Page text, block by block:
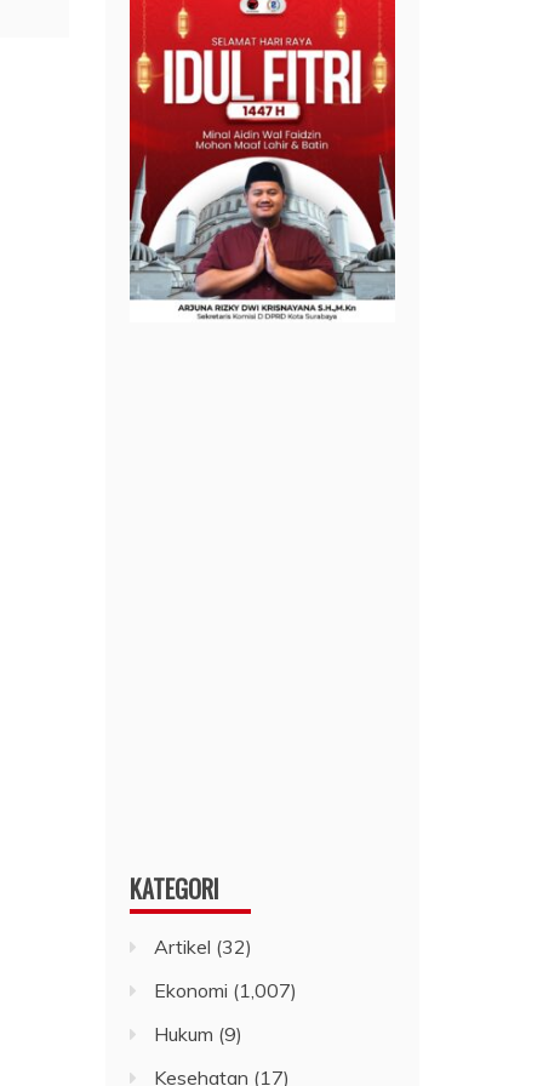
KATEGORI
Artikel (32)
Ekonomi (1,007)
Hukum (9)
Kesehatan (17)